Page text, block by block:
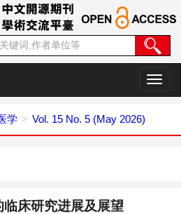
切
换
学 Vol. 15 No. 5 (May 2026)
床研究进展及展望